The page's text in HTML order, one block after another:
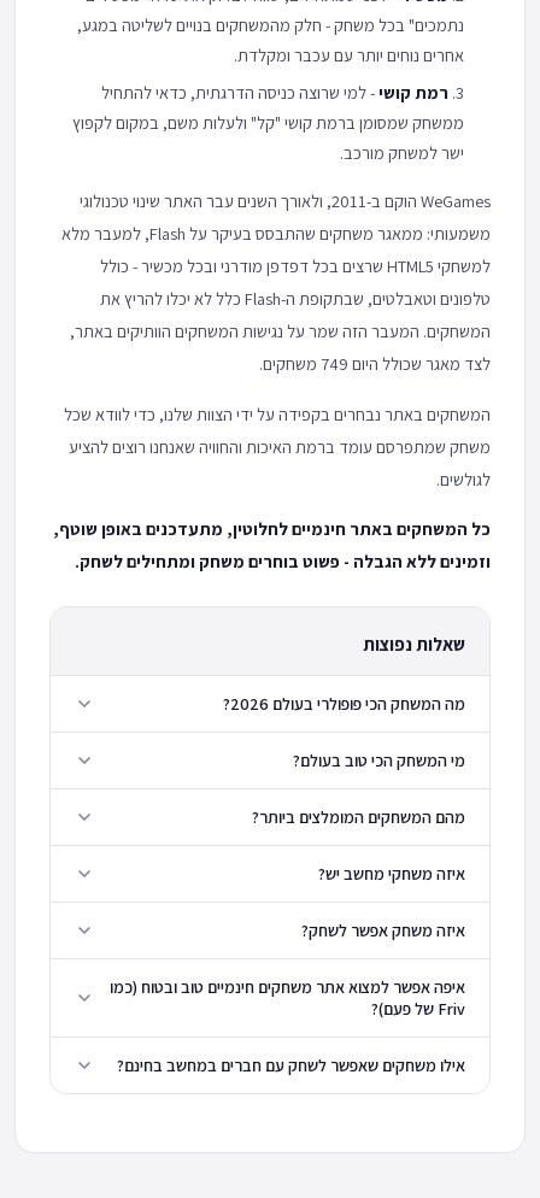
נתמכים" בכל משחק - חלק מהמשחקים בנויים לשליטה במגע,
אחרים נוחים יותר עם עכבר ומקלדת.
רמת קושי- למי שרוצה כניסה הדרגתית, כדאי להתחיל
ממשחק שמסומן ברמת קושי "קל" ולעלות משם, במקום לקפוץ
ישר למשחק מורכב.
WeGames הוקם ב-2011, ולאורך השנים עבר האתר שינוי טכנולוגי
משמעותי: ממאגר משחקים שהתבסס בעיקר על Flash, למעבר מלא
למשחקי HTML5 שרצים בכל דפדפן מודרני ובכל מכשיר - כולל
טלפונים וטאבלטים, שבתקופת ה-Flash כלל לא יכלו להריץ את
המשחקים. המעבר הזה שמר על נגישות המשחקים הוותיקים באתר,
לצד מאגר שכולל היום 749 משחקים.
המשחקים באתר נבחרים בקפידה על ידי הצוות שלנו, כדי לוודא שכל
משחק שמתפרסם עומד ברמת האיכות והחוויה שאנחנו רוצים להציע
לגולשים.
כל המשחקים באתר חינמיים לחלוטין, מתעדכנים באופן שוטף,
וזמינים ללא הגבלה - פשוט בוחרים משחק ומתחילים לשחק.
שאלות נפוצות
מה המשחק הכי פופולרי בעולם 2026?
מי המשחק הכי טוב בעולם?
מהם המשחקים המומלצים ביותר?
איזה משחקי מחשב יש?
איזה משחק אפשר לשחק?
איפה אפשר למצוא אתר משחקים חינמיים טוב ובטוח (כמו
Friv של פעם)?
אילו משחקים שאפשר לשחק עם חברים במחשב בחינם?